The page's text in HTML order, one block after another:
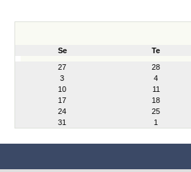
Se Te
27
28
3
4
10
11
17
18
24
25
31
1